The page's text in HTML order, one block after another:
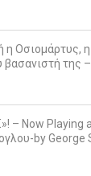
η Οσιομάρτυς,
της –
– Now Playing
by George